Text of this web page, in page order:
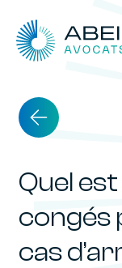
Quel
congés
cas